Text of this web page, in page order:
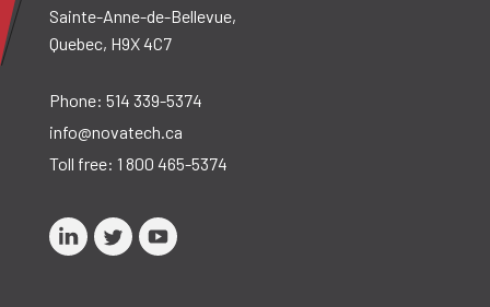
Sainte-Anne-de-Bellevue,
Quebec, H9X 4C7
Phone: 514 339-5374
info@novatech.ca
Toll free: 1 800 465-5374